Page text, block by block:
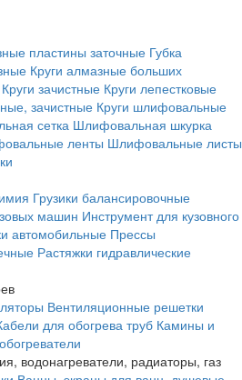
пластины заточные Губка
Круги алмазные больших
Круги зачистные Круги лепестковые
зачистные Круги шлифовальные
сетка Шлифовальная шкурка
ленты Шлифовальные листы
Грузики балансировочные
машин Инструмент для кузовного
автомобильные Прессы
Растяжки гидравлические
Вентиляционные решетки
для обогрева труб Камины и
водонагреватели, радиаторы, газ